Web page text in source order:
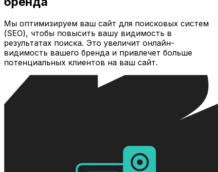
Мы оптимизируем ваш сайт для поисковых систем
(SEO), чтобы повысить вашу видимость в
результатах поиска. Это увеличит онлайн-
видимость вашего бренда и привлечет больше
потенциальных клиентов на ваш сайт.